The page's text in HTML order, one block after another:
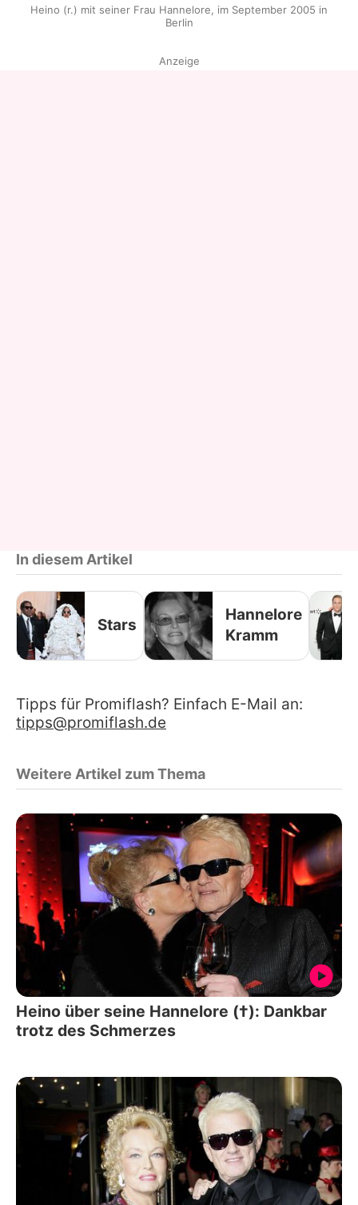
Heino (r.) mit seiner Frau Hannelore, im September 2005 in
Berlin
Anzeige
In diesem Artikel
Stars
Hannelore
Kramm
Tipps für Promiflash? Einfach E-Mail an:
tipps@promiflash.de
Weitere Artikel zum Thema
Heino über seine Hannelore (†): Dankbar
trotz des Schmerzes